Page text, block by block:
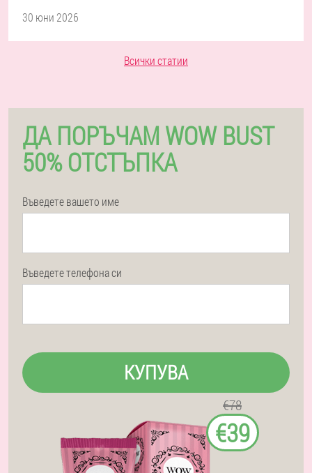
30 юни 2026
Всички статии
ДА ПОРЪЧАМ WOW BUST
50% ОТСТЪПКА
Въведете вашето име
Въведете телефона си
КУПУВА
€78
€39